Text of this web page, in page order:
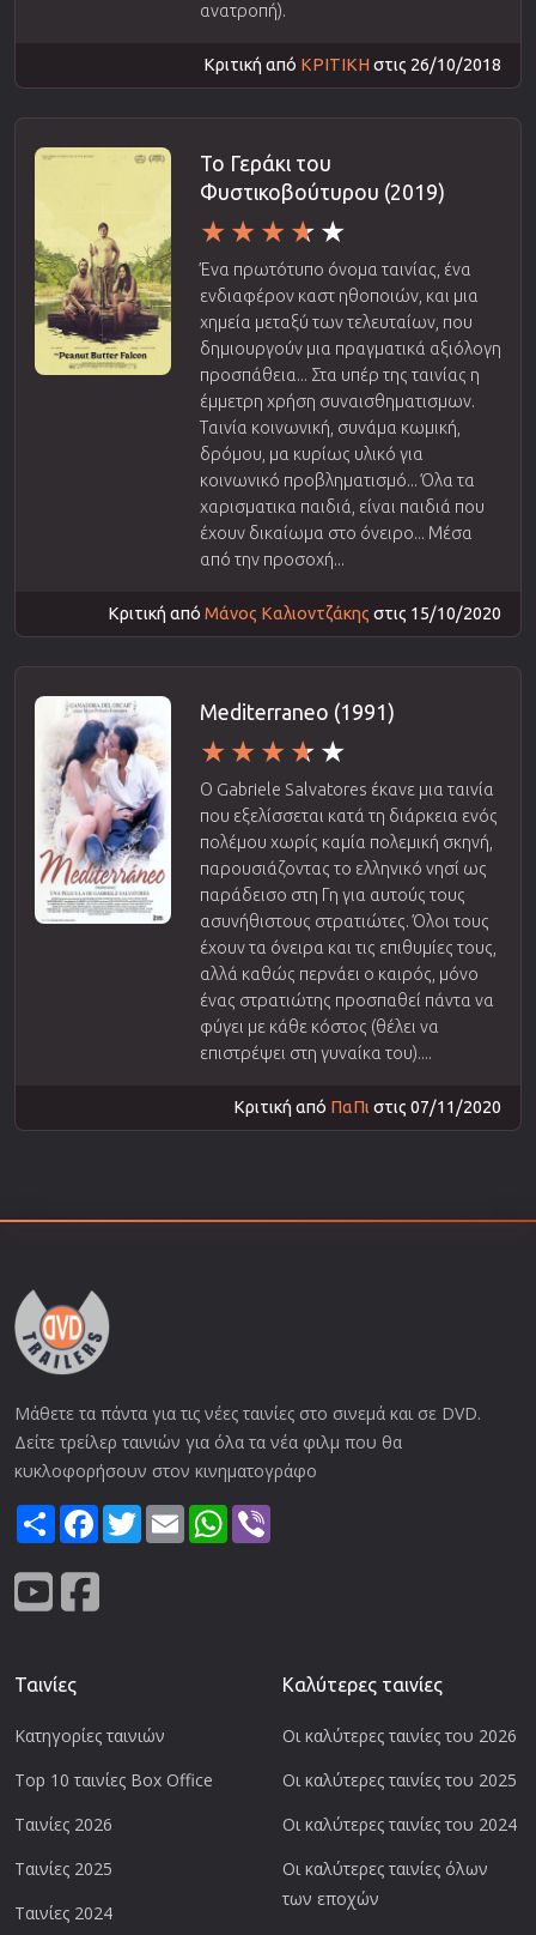
ανατροπή).
Κριτική από ΚΡΙΤΙΚΗ στις 26/10/2018
Το Γεράκι του
Φυστικοβούτυρου (2019)
Ένα πρωτότυπο όνομα ταινίας, ένα
ενδιαφέρον καστ ηθοποιών, και μια
χημεία μεταξύ των τελευταίων, που
δημιουργούν μια πραγματικά αξιόλογη
προσπάθεια... Στα υπέρ της ταινίας η
έμμετρη χρήση συναισθηματισμων.
Ταινία κοινωνική, συνάμα κωμική,
δρόμου, μα κυρίως υλικό για
κοινωνικό προβληματισμό... Όλα τα
χαρισματικα παιδιά, είναι παιδιά που
έχουν δικαίωμα στο όνειρο... Μέσα
από την προσοχή...
Κριτική από Μάνος Καλιοντζάκης στις 15/10/2020
Mediterraneo (1991)
Ο Gabriele Salvatores έκανε μια ταινία
που εξελίσσεται κατά τη διάρκεια ενός
πολέμου χωρίς καμία πολεμική σκηνή,
παρουσιάζοντας το ελληνικό νησί ως
παράδεισο στη Γη για αυτούς τους
ασυνήθιστους στρατιώτες. Όλοι τους
έχουν τα όνειρα και τις επιθυμίες τους,
αλλά καθώς περνάει ο καιρός, μόνο
ένας στρατιώτης προσπαθεί πάντα να
φύγει με κάθε κόστος (θέλει να
επιστρέψει στη γυναίκα του)....
Κριτική από ΠαΠιστις 07/11/2020
Μάθετε τα πάντα για τις νέες ταινίες στο σινεμά και σε DVD.
Δείτε τρείλερ ταινιών για όλα τα νέα φιλμ που θα
κυκλοφορήσουν στον κινηματογράφο
ShareFacebook
TwitterEmail WhatsApp
Ταινίες
Κατηγορίες ταινιών
Top 10 ταινίες Box Office
Ταινίες 2026
Ταινίες 2025
Ταινίες 2024
Καλύτερες ταινίες
Οι καλύτερες ταινίες του 2026
Οι καλύτερες ταινίες του 2025
Οι καλύτερες ταινίες του 2024
Οι καλύτερες ταινίες όλων
των εποχών